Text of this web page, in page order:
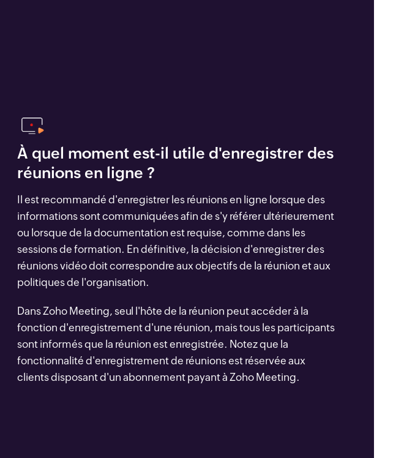
À quel moment est-il utile d'enregistrer des
réunions en ligne ?
Il est recommandé d'enregistrer les réunions en ligne lorsque des
informations sont communiquées afin de s'y référer ultérieurement
ou lorsque de la documentation est requise, comme dans les
sessions de formation. En définitive, la décision d'enregistrer des
réunions vidéo doit correspondre aux objectifs de la réunion et aux
politiques de l'organisation.
Dans Zoho Meeting, seul l'hôte de la réunion peut accéder à la
fonction d'enregistrement d'une réunion, mais tous les participants
sont informés que la réunion est enregistrée. Notez que la
fonctionnalité d'enregistrement de réunions est réservée aux
clients disposant d'un abonnement payant à Zoho Meeting.